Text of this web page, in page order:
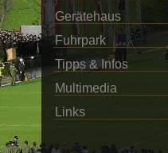
Gerätehaus
Fuhrpark
Tipps & Infos
Multimedia
Links